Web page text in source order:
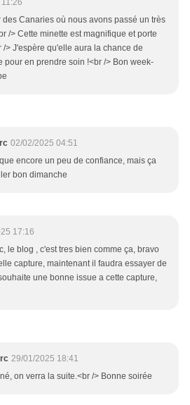
des Canaries où nous avons passé un très
/> Cette minette est magnifique et porte
/> J'espère qu'elle aura la chance de
pour en prendre soin !<br /> Bon week-
02/02/2025 04:51
encore un peu de confiance, mais ça
bon dimanche
17:16
le blog , c'est tres bien comme ça, bravo
capture, maintenant il faudra essayer de
une bonne issue a cette capture,
29/01/2025 18:41
on verra la suite.<br /> Bonne soirée